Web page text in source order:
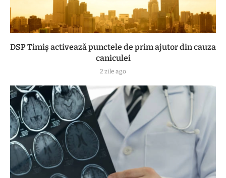
DSP Timiș activează punctele de prim ajutor din cauza
caniculei
2 zile ago